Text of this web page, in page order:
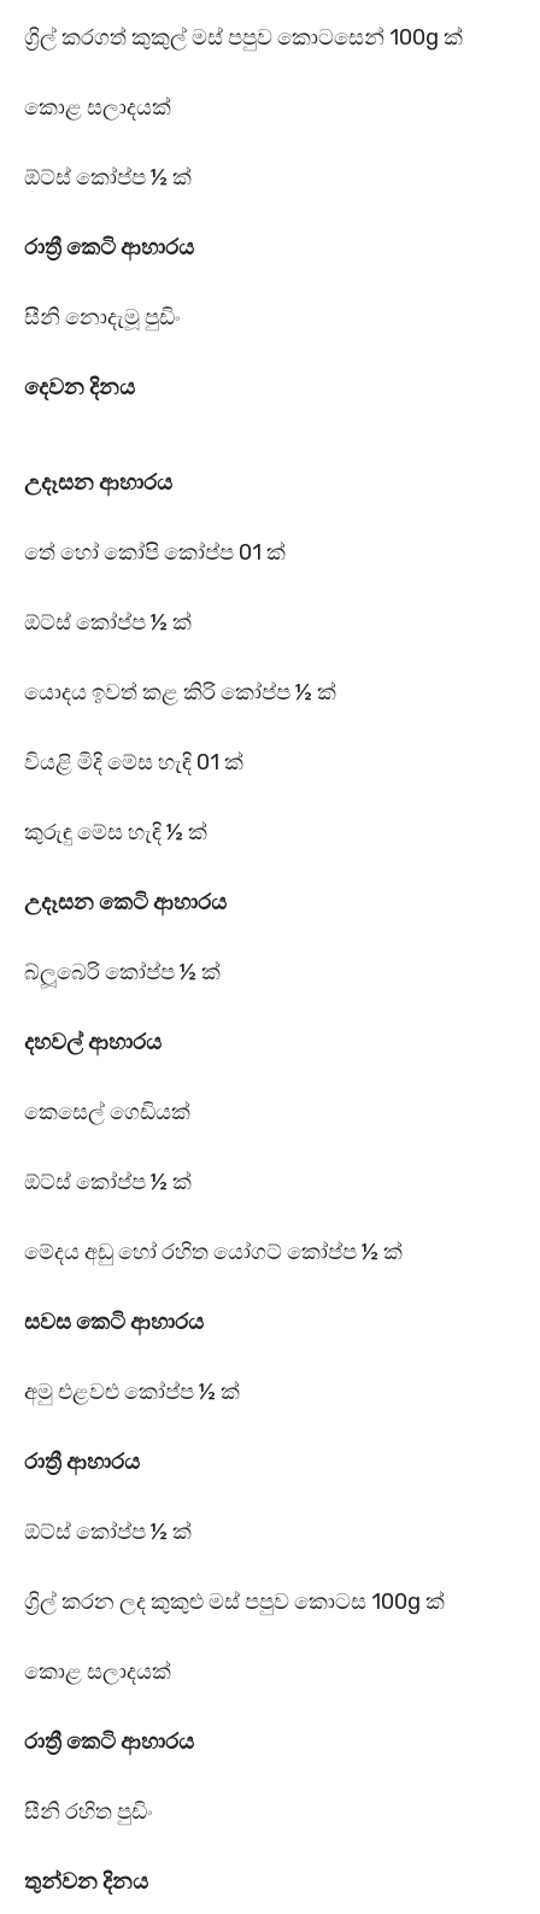
ග්‍රිල් කරගත් කුකුල් මස් පපුව කොටසෙන් 100g ක්
කොළ සලාදයක්
ඕට්ස් කෝප්ප ½ ක්
රාත්‍රී කෙටි ආහාරය
සීනි නොදැමූ පුඩිං
දෙවන දිනය
උදෑසන ආහාරය
තේ හෝ කෝපි කෝප්ප 01 ක්
ඕට්ස් කෝප්ප ½ ක්
යොදය ඉවත් කළ කිරි කෝප්ප ½ ක්
වියළි මිදි මේස හැඳි 01 ක්
කුරුඳු මේස හැඳි ½ ක්
උදෑසන කෙටි ආහාරය
බ්ලූබෙරි කෝප්ප ½ ක්
දහවල් ආහාරය
කෙසෙල් ගෙඩියක්
ඕට්ස් කෝප්ප ½ ක්
මේදය අඩු හෝ රහිත යෝගට් කෝප්ප ½ ක්
සවස කෙටි ආහාරය
අමු එළවළු කෝප්ප ½ ක්
රාත්‍රී ආහාරය
ඕට්ස් කෝප්ප ½ ක්
ග්‍රිල් කරන ලද කුකුළු මස් පපුව කොටස 100g ක්
කොළ සලාදයක්
රාත්‍රී කෙටි ආහාරය
සීනි රහිත පුඩිං
තුන්වන දිනය